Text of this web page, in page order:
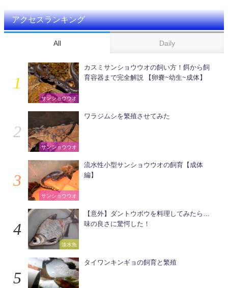
アクセスランキング
All Daily
サンショウウオ
カスミサンショウウオの飼い方！餌から飼
育容器まで完全解説 【卵嚢~幼生~成体】
サンショウウオ
ワラジムシを繁殖させてみた
サンショウウオ
流水性小型サンショウウオの飼育【成体
編】
淡水魚
【意外】ダントウボウを料理してみたら…
味の良さに驚愕した！
タイワンキンギョの飼育と繁殖